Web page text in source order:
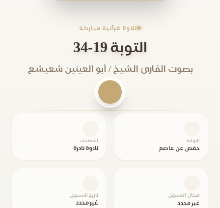
تلاوة قرآنية مباركة
التوبة 19-34
بصوت القارئ الشيخ / أبو العينين شعيشع
الرواية
حفص عن عاصم
المصحف
تلاوة نادرة
مكان التسجيل
غير محدد
تاريخ التسجيل
غير محدد